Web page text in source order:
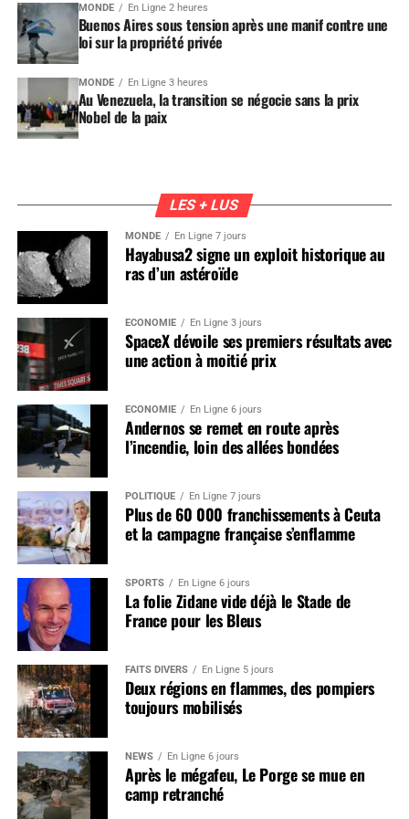
MONDE En Ligne 2 heures
Buenos Aires sous tension après une manif contre une
loi sur la propriété privée
MONDE En Ligne 3 heures
Au Venezuela, la transition se négocie sans la prix
Nobel de la paix
LES + LUS
MONDE En Ligne 7 jours
Hayabusa2 signe un exploit historique au
ras d’un astéroïde
ÉCONOMIE En Ligne 3 jours
SpaceX dévoile ses premiers résultats avec
une action à moitié prix
ÉCONOMIE En Ligne 6 jours
Andernos se remet en route après
l’incendie, loin des allées bondées
POLITIQUE En Ligne 7 jours
Plus de 60 000 franchissements à Ceuta
et la campagne française s’enflamme
SPORTS En Ligne 6 jours
La folie Zidane vide déjà le Stade de
France pour les Bleus
FAITS DIVERS En Ligne 5 jours
Deux régions en flammes, des pompiers
toujours mobilisés
NEWS En Ligne 6 jours
Après le mégafeu, Le Porge se mue en
camp retranché